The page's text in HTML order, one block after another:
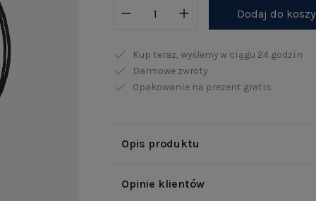
Dodaj do
Kup teraz, wyślemy w ciągu 24 godzin
Darmowe zwroty
Opakowanie na prezent gratis
Opis produktu
Opinie klientów